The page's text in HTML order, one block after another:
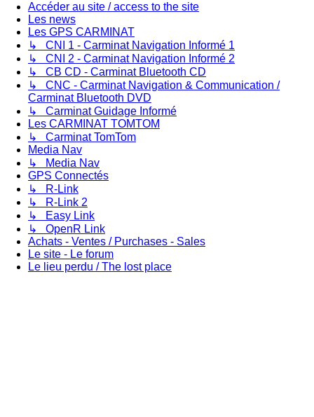
Accéder au site / access to the site
Les news
Les GPS CARMINAT
↳ CNI 1 - Carminat Navigation Informé 1
↳ CNI 2 - Carminat Navigation Informé 2
↳ CB CD - Carminat Bluetooth CD
↳ CNC - Carminat Navigation & Communication /
Carminat Bluetooth DVD
↳ Carminat Guidage Informé
Les CARMINAT TOMTOM
↳ Carminat TomTom
Media Nav
↳ Media Nav
GPS Connectés
↳ R-Link
↳ R-Link 2
↳ Easy Link
↳ OpenR Link
Achats - Ventes / Purchases - Sales
Le site - Le forum
Le lieu perdu / The lost place